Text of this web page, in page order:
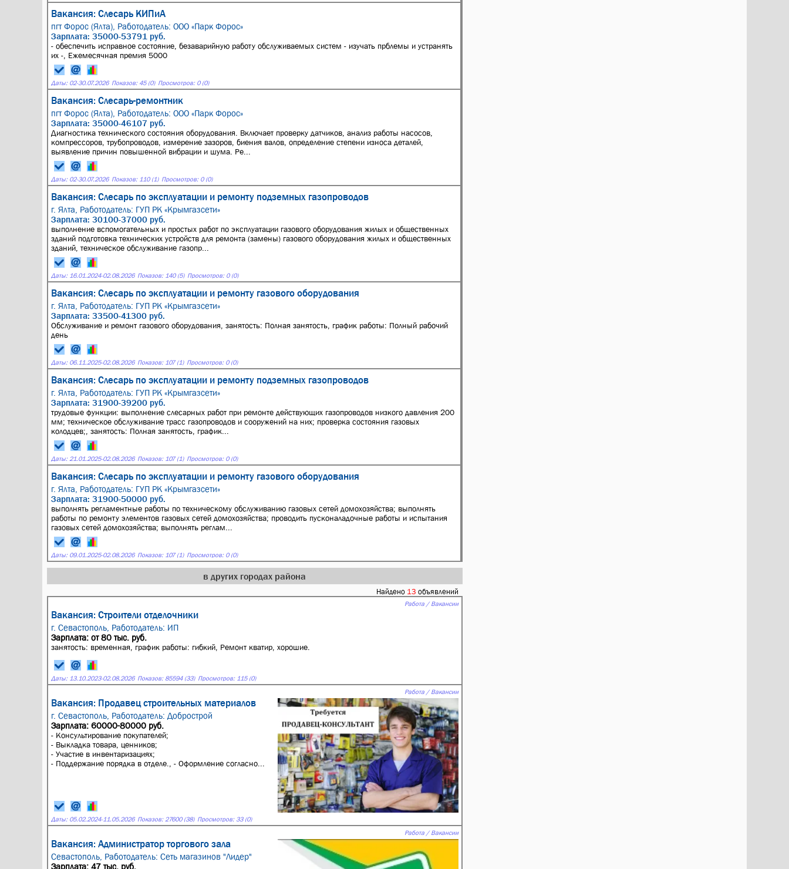
Вакансия: Слесарь КИПиА
пгт Форос (Ялта), Работодатель: ООО «Парк Форос»
Зарплата: 35000-53791 руб.
- обеспечить исправное состояние, безаварийную работу обслуживаемых систем - изучать прблемы и устранять
их -, Ежемесячная премия 5000
Даты: 02-30.07.2026 Показов: 45 (0) Просмотров: 0 (0)
Вакансия: Слесарь-ремонтник
пгт Форос (Ялта), Работодатель: ООО «Парк Форос»
Зарплата: 35000-46107 руб.
Диагностика технического состояния оборудования. Включает проверку датчиков, анализ работы насосов,
компрессоров, трубопроводов, измерение зазоров, биения валов, определение степени износа деталей,
выявление причин повышенной вибрации и шума. Ре...
Даты: 02-30.07.2026 Показов: 110 (1) Просмотров: 0 (0)
Вакансия: Слесарь по эксплуатации и ремонту подземных газопроводов
г. Ялта, Работодатель: ГУП РК «Крымгазсети»
Зарплата: 30100-37000 руб.
выполнение вспомогательных и простых работ по эксплуатации газового оборудования жилых и общественных
зданий подготовка технических устройств для ремонта (замены) газового оборудования жилых и общественных
зданий, техническое обслуживание газопр...
Даты: 16.01.2024-02.08.2026 Показов: 140 (5) Просмотров: 0 (0)
Вакансия: Слесарь по эксплуатации и ремонту газового оборудования
г. Ялта, Работодатель: ГУП РК «Крымгазсети»
Зарплата: 33500-41300 руб.
Обслуживание и ремонт газового оборудования, занятость: Полная занятость, график работы: Полный рабочий
день
Даты: 06.11.2025-02.08.2026 Показов: 107 (1) Просмотров: 0 (0)
Вакансия: Слесарь по эксплуатации и ремонту подземных газопроводов
г. Ялта, Работодатель: ГУП РК «Крымгазсети»
Зарплата: 31900-39200 руб.
трудовые функции: выполнение слесарных работ при ремонте действующих газопроводов низкого давления 200
мм; техническое обслуживание трасс газопроводов и сооружений на них; проверка состояния газовых
колодцев;, занятость: Полная занятость, график...
Даты: 21.01.2025-02.08.2026 Показов: 107 (1) Просмотров: 0 (0)
Вакансия: Слесарь по эксплуатации и ремонту газового оборудования
г. Ялта, Работодатель: ГУП РК «Крымгазсети»
Зарплата: 31900-50000 руб.
выполнять регламентные работы по техническому обслуживанию газовых сетей домохозяйства; выполнять
работы по ремонту элементов газовых сетей домохозяйства; проводить пусконаладочные работы и испытания
газовых сетей домохозяйства; выполнять реглам...
Даты: 09.01.2025-02.08.2026 Показов: 107 (1) Просмотров: 0 (0)
в других городах района
Найдено 13 объявлений
Работа / Вакансии
Вакансия: Строители отделочники
г. Севастополь, Работодатель: ИП
Зарплата: от 80 тыс. руб.
занятость: временная, график работы: гибкий, Ремонт кватир, хорошие.
Даты: 13.10.2023-02.08.2026 Показов: 85594 (33) Просмотров: 115 (0)
Работа / Вакансии
Вакансия: Продавец строительных материалов
г. Севастополь, Работодатель: Добрострой
Зарплата: 60000-80000 руб.
- Консультирование покупателей;
- Выкладка товара, ценников;
- Участие в инвентаризациях;
- Поддержание порядка в отделе., - Оформление согласно...
Даты: 05.02.2024-11.05.2026 Показов: 27600 (38) Просмотров: 33 (0)
Работа / Вакансии
Вакансия: Администратор торгового зала
Севастополь, Работодатель: Сеть магазинов "Лидер"
Зарплата: 47 тыс. руб.